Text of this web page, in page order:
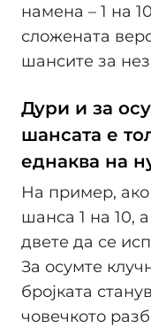
намена – 1 на
сложената
шансите за
Дури и за
шансата е
еднаква на
На пример,
шанса 1 на 10,
двете да се
За осумте
бројката
човечкото